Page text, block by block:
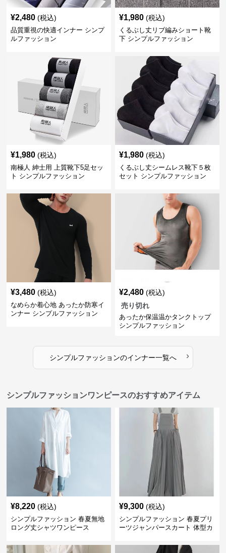
¥2,480 (税込)
品質重視の快適インナー シンプ
ルファッション
¥1,980 (税込)
くるぶし丈リブ編みショート靴
下 シンプルファッション
¥1,980 (税込)
南極人 紳士用 上質靴下5足セッ
ト シンプルファッション
¥1,980 (税込)
くるぶし丈シームレス靴下５枚
セット シンプルファッション
¥3,480 (税込)
なめらか着心地 あったか防寒イ
ンナー シンプルファッション
¥2,480 (税込)
売り切れ
あったか保温温かタンクトップ
シンプルファッション
シンプルファッションのインナー一覧へ ›
シンプルファッションワンピースのおすすめアイテム
¥8,220 (税込)
シンプルファッション 春夏無地
ロング丈シャツワンピース
¥9,300 (税込)
シンプルファッション 春夏プリ
ーツジャンパースカート 体型カ